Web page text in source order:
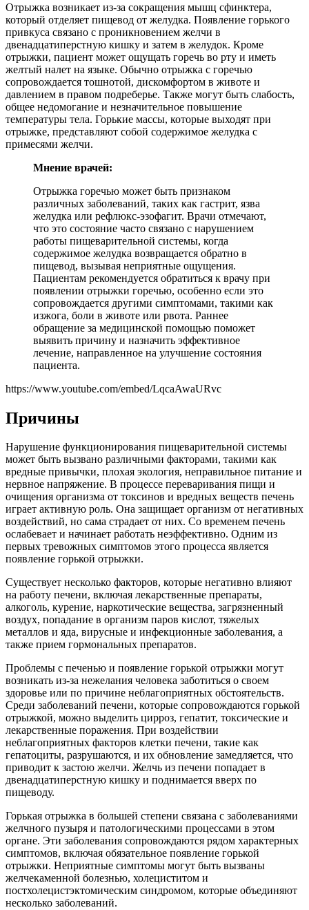
Отрыжка возникает из-за сокращения мышц сфинктера,
который отделяет пищевод от желудка. Появление горького
привкуса связано с проникновением желчи в
двенадцатиперстную кишку и затем в желудок. Кроме
отрыжки, пациент может ощущать горечь во рту и иметь
желтый налет на языке. Обычно отрыжка с горечью
сопровождается тошнотой, дискомфортом в животе и
давлением в правом подреберье. Также могут быть слабость,
общее недомогание и незначительное повышение
температуры тела. Горькие массы, которые выходят при
отрыжке, представляют собой содержимое желудка с
примесями желчи.
Мнение врачей:
Отрыжка горечью может быть признаком
различных заболеваний, таких как гастрит, язва
желудка или рефлюкс-эзофагит. Врачи отмечают,
что это состояние часто связано с нарушением
работы пищеварительной системы, когда
содержимое желудка возвращается обратно в
пищевод, вызывая неприятные ощущения.
Пациентам рекомендуется обратиться к врачу при
появлении отрыжки горечью, особенно если это
сопровождается другими симптомами, такими как
изжога, боли в животе или рвота. Раннее
обращение за медицинской помощью поможет
выявить причину и назначить эффективное
лечение, направленное на улучшение состояния
пациента.
https://www.youtube.com/embed/LqcaAwaURvc
Причины
Нарушение функционирования пищеварительной системы
может быть вызвано различными факторами, такими как
вредные привычки, плохая экология, неправильное питание и
нервное напряжение. В процессе переваривания пищи и
очищения организма от токсинов и вредных веществ печень
играет активную роль. Она защищает организм от негативных
воздействий, но сама страдает от них. Со временем печень
ослабевает и начинает работать неэффективно. Одним из
первых тревожных симптомов этого процесса является
появление горькой отрыжки.
Существует несколько факторов, которые негативно влияют
на работу печени, включая лекарственные препараты,
алкоголь, курение, наркотические вещества, загрязненный
воздух, попадание в организм паров кислот, тяжелых
металлов и яда, вирусные и инфекционные заболевания, а
также прием гормональных препаратов.
Проблемы с печенью и появление горькой отрыжки могут
возникать из-за нежелания человека заботиться о своем
здоровье или по причине неблагоприятных обстоятельств.
Среди заболеваний печени, которые сопровождаются горькой
отрыжкой, можно выделить цирроз, гепатит, токсические и
лекарственные поражения. При воздействии
неблагоприятных факторов клетки печени, такие как
гепатоциты, разрушаются, и их обновление замедляется, что
приводит к застою желчи. Желчь из печени попадает в
двенадцатиперстную кишку и поднимается вверх по
пищеводу.
Горькая отрыжка в большей степени связана с заболеваниями
желчного пузыря и патологическими процессами в этом
органе. Эти заболевания сопровождаются рядом характерных
симптомов, включая обязательное появление горькой
отрыжки. Неприятные симптомы могут быть вызваны
желчекаменной болезнью, холециститом и
постхолецистэктомическим синдромом, которые объединяют
несколько заболеваний.